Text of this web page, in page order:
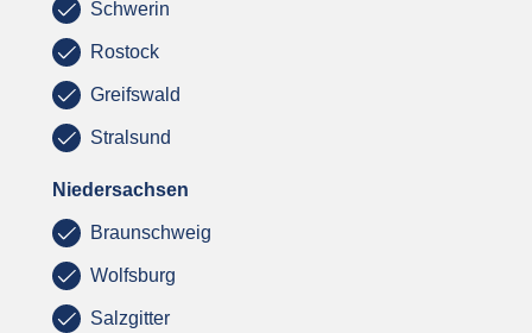
Schwerin
Rostock
Greifswald
Stralsund
Niedersachsen
Braunschweig
Wolfsburg
Salzgitter